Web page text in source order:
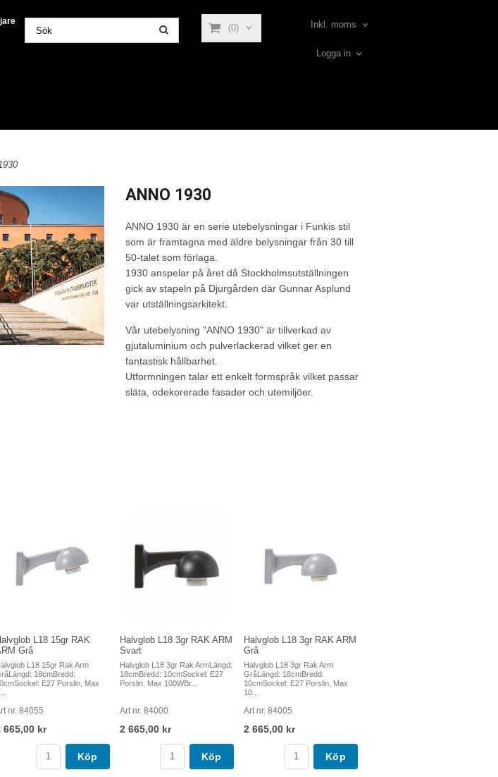
(0) Inkl. moms
Logga in
ANNO 1930
ANNO 1930 är en serie utebelysningar i Funkis stil
som är framtagna med äldre belysningar från 30 till
50-talet som förlaga.
1930 anspelar på året då Stockholmsutställningen
gick av stapeln på Djurgården där Gunnar Asplund
var utställningsarkitekt.
Vår utebelysning "ANNO 1930" är tillverkad av
gjutaluminium och pulverlackerad vilket ger en
fantastisk hållbarhet.
Utformningen talar ett enkelt formspråk vilket passar
släta, odekorerade fasader och utemiljöer.
L18 15gr RAK
Grå
L18 15gr Rak Arm
18cmBredd:
E27 Porslin, Max
nr. 84055
665,00 kr
Köp
Halvglob L18 3gr RAK ARM
Svart
Halvglob L18 3gr Rak ArmLängd:
18cmBredd: 10cmSockel: E27
Porslin, Max 100WBr...
Art nr. 84000
2 665,00 kr
Köp
Halvglob L18 3gr RAK ARM
Grå
Halvglob L18 3gr Rak Arm
GråLängd: 18cmBredd:
10cmSockel: E27 Porslin, Max
10...
Art nr. 84005
2 665,00 kr
Köp